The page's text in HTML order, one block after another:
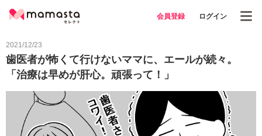
会員登録 ログイン
2021/12/23
歯医者が怖くて行けないママに、エールが続々。
「治療は早めが肝心。頑張って！」